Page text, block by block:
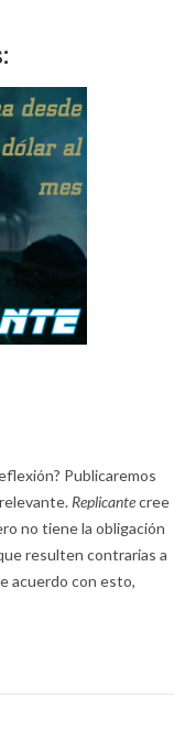
Publicaremos
Replicantecree
no tiene la obligación
resulten contrarias a
acuerdo con esto,